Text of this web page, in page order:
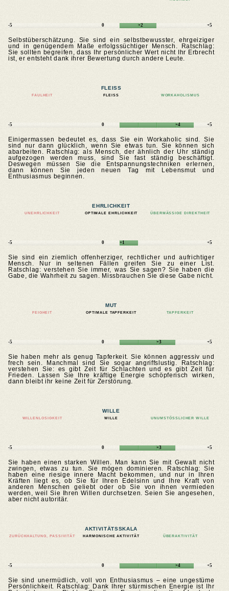
-5 0 +2 +5
Selbstüberschätzung. Sie sind ein selbstbewusster, ehrgeiziger
und in genügendem Maße erfolgssüchtiger Mensch. Ratschlag:
Sie sollten begreifen, dass Ihr persönlicher Wert nicht Ihr Erbrecht
ist, er entsteht dank ihrer Bewertung durch andere Leute.
FLEISS
FAULHEIT FLEISS WORKAHOLISMUS
-5 0 +4 +5
Einigermassen bedeutet es, dass Sie ein Workaholic sind. Sie
sind nur dann glücklich, wenn Sie etwas tun. Sie können sich
abarbeiten. Ratschlag: als Mensch, der ähnlich der Uhr ständig
aufgezogen werden muss, sind Sie fast ständig beschäftigt.
Deswegen müssen Sie die Entspannungstechniken erlernen,
dann können Sie jeden neuen Tag mit Lebensmut und
Enthusiasmus beginnen.
EHRLICHKEIT
UNEHRLICHKEIT OPTIMALE EHRLICHKEIT ÜBERMÄSSIGE DIREKTHEIT
-5 0 +1 +5
Sie sind ein ziemlich offenherziger, rechtlicher und aufrichtiger
Mensch. Nur in seltenen Fällen greifen Sie zu einer List.
Ratschlag: verstehen Sie immer, was Sie sagen? Sie haben die
Gabe, die Wahrheit zu sagen. Missbrauchen Sie diese Gabe nicht.
MUT
FEIGHEIT OPTIMALE TAPFERKEIT TAPFERKEIT
-5 0 +3 +5
Sie haben mehr als genug Tapferkeit. Sie können aggressiv und
frech sein. Manchmal sind Sie sogar angriffslustig. Ratschlag:
verstehen Sie: es gibt Zeit für Schlachten und es gibt Zeit für
Frieden. Lassen Sie Ihre kräftige Energie schöpferisch wirken,
dann bleibt ihr keine Zeit für Zerstörung.
WILLE
WILLENLOSIGKEIT WILLE UNUMSTÖSSLICHER WILLE
-5 0 +3 +5
Sie haben einen starken Willen. Man kann Sie mit Gewalt nicht
zwingen, etwas zu tun. Sie mögen dominieren. Ratschlag: Sie
haben eine riesige innere Macht bekommen, und nur in Ihren
Kräften liegt es, ob Sie für Ihren Edelsinn und Ihre Kraft von
anderen Menschen geliebt oder ob Sie von ihnen vermieden
werden, weil Sie Ihren Willen durchsetzen. Seien Sie angesehen,
aber nicht autoritär.
AKTIVITÄTSSKALA
ZURÜCKHALTUNG, PASSIVITÄT HARMONISCHE AKTIVITÄT ÜBERAKTIVITÄT
-5 0 +4 +5
Sie sind unermüdlich, voll von Enthusiasmus – eine ungestüme
Persönlichkeit. Ratschlag: Dank Ihrer stürmischen Energie ist Ihr